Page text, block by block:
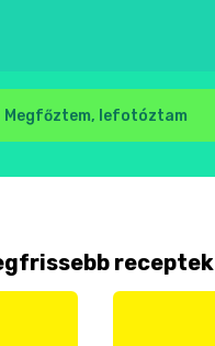
Megfőztem, lefotóztam
receptek